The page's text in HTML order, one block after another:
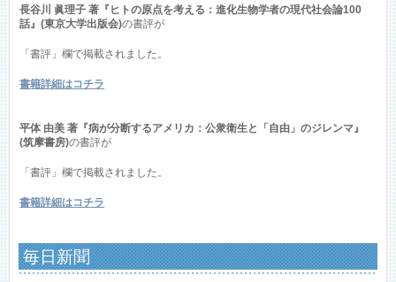
長谷川 眞理子 著『ヒトの原点を考える：進化生物学者の現代社会論100
話』(東京大学出版会)の書評が
「書評」欄で掲載されました。
書籍詳細はコチラ
平体 由美 著『病が分断するアメリカ：公衆衛生と「自由」のジレンマ』
(筑摩書房)の書評が
「書評」欄で掲載されました。
書籍詳細はコチラ
毎日新聞